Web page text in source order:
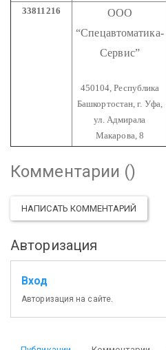
33811216
ООО
“Спецавтоматика-
Сервис”
450104, Республика
Башкортостан,г. Уфа,
ул. Адмирала
Макарова, 8
Комментарии ()
НАПИСАТЬ КОММЕНТАРИЙ
Авторизация
Вход
Авторизация на сайте.